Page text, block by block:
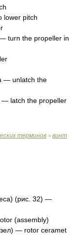
lower pitch
— turn the propeller in
— unlatch the
— latch the propeller
терминов > винт
(рис. 32) —
(assembly)
— rotor ceramet